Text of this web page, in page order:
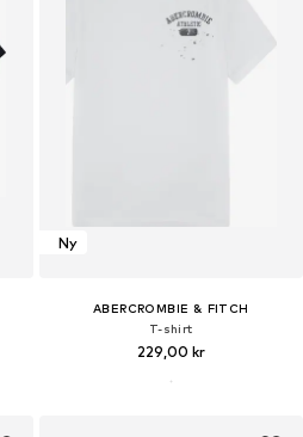
Ny
ABERCROMBIE & FITCH
T-shirt
229,00 kr